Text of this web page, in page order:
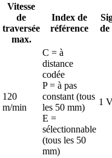
Vitesse
de
traversée
max.
Index de
référence
de
120
m/min
C = à
distance
codée
P = à pas
constant (tous
les 50 mm)
E =
sélectionnable
(tous les 50
mm)
1